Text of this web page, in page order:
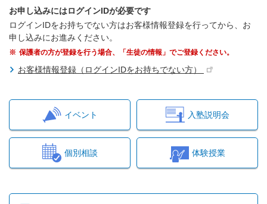
お申し込みにはログインIDが必要です
ログインIDをお持ちでない方はお客様情報登録を行ってから、お
申し込みにお進みください。
保護者の方が登録を行う場合、「生徒の情報」でご登録ください。
お客様情報登録（ログインIDをお持ちでない方）
イベント 入塾説明会
個別相談 体験授業